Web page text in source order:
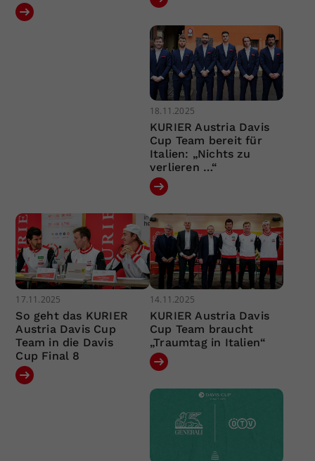
18.11.2025
KURIER Austria Davis
Cup Team bereit für
Italien: „Nichts zu
verlieren …“
17.11.2025
So geht das KURIER
Austria Davis Cup
Team in die Davis
Cup Final 8
14.11.2025
KURIER Austria Davis
Cup Team braucht
„Traumtag in Italien“